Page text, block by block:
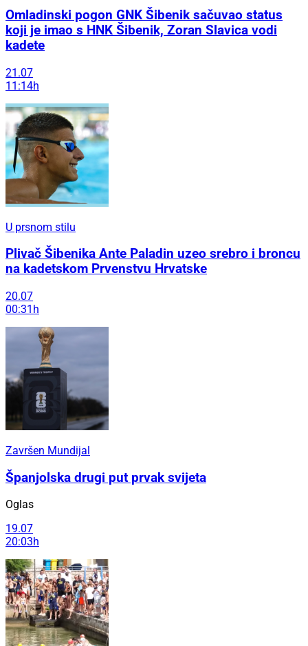
Omladinski pogon GNK Šibenik sačuvao status
koji je imao s HNK Šibenik, Zoran Slavica vodi
kadete
21.07
11:14h
U prsnom stilu
Plivač Šibenika Ante Paladin uzeo srebro i broncu
na kadetskom Prvenstvu Hrvatske
20.07
00:31h
Završen Mundijal
Španjolska drugi put prvak svijeta
Oglas
19.07
20:03h